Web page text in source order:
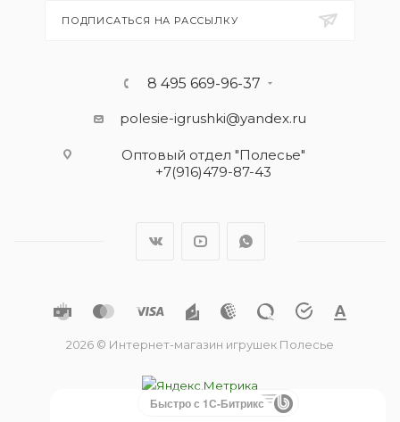
ПОДПИСАТЬСЯ НА РАССЫЛКУ
8 495 669-96-37
polesie-igrushki@yandex.ru
Оптовый отдел "Полесье"
+7(916)479-87-43
2026 © Интернет-магазин игрушек Полесье
Быстро с 1С-Битрикс